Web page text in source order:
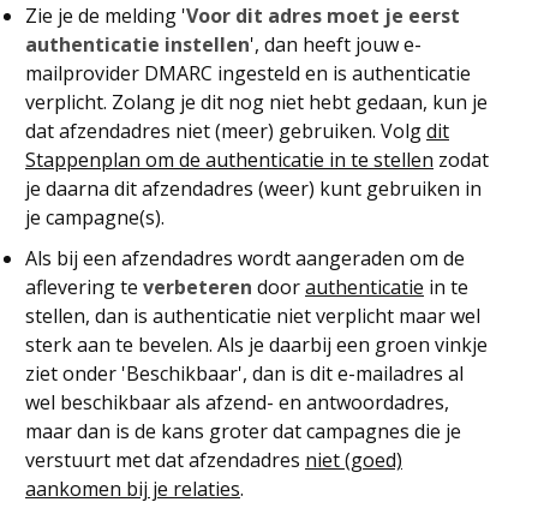
Zie je de melding 'Voor dit adres moet je eerst
authenticatie instellen', dan heeft jouw e-
mailprovider DMARC ingesteld en is authenticatie
verplicht. Zolang je dit nog niet hebt gedaan, kun je
dat afzendadres niet (meer) gebruiken. Volgdit
Stappenplan om de authenticatie in te stellen zodat
je daarna dit afzendadres (weer) kunt gebruiken in
je campagne(s).
Als bij een afzendadres wordt aangeraden om de
aflevering te verbeteren doorauthenticatie in te
stellen, dan is authenticatie niet verplicht maar wel
sterk aan te bevelen. Als je daarbij een groen vinkje
ziet onder 'Beschikbaar', dan is dit e-mailadres al
wel beschikbaar als afzend- en antwoordadres,
maar dan is de kans groter dat campagnes die je
verstuurt met dat afzendadres niet (goed)
aankomen bij je relaties.